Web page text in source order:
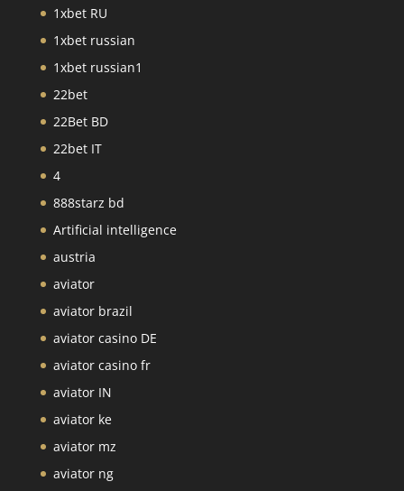
1xbet RU
1xbet russian
1xbet russian1
22bet
22Bet BD
22bet IT
4
888starz bd
Artificial intelligence
austria
aviator
aviator brazil
aviator casino DE
aviator casino fr
aviator IN
aviator ke
aviator mz
aviator ng